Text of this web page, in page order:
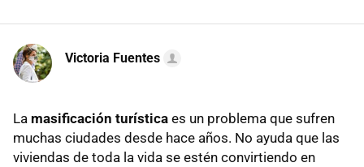
Victoria Fuentes
La masificación turística es un problema que sufren
muchas ciudades desde hace años. No ayuda que las
viviendas de toda la vida se estén convirtiendo en